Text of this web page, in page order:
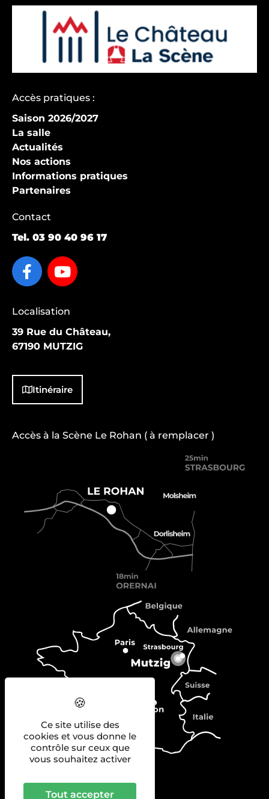
Accès pratiques :
Saison 2026/2027
La salle
Actualités
Nos actions
Informations pratiques
Partenaires
Contact
Tel. 03 90 40 96 17
Localisation
39 Rue du Château,
67190 MUTZIG
Itinéraire
Accès à la Scène Le Rohan ( à remplacer )
Ce site utilise des
cookies et vous donne le
contrôle sur ceux que
vous souhaitez activer
Tout accepter